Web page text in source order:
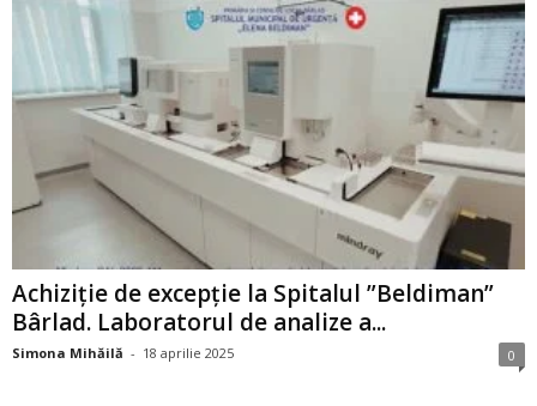
Achiziție de excepție la Spitalul ”Beldiman”
Bârlad. Laboratorul de analize a...
Simona Mihăilă - 18 aprilie 2025 0